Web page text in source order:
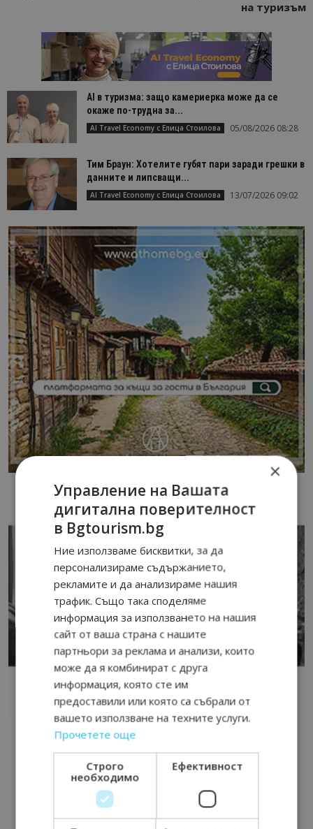
на туризъм
AI в туризма: защо камериерка може да се
окаже по-трудна за...
AI Travel Economy с Елица Стоилова 05/08/2026 08:28
Тим Браун: Хотелите губят пари заради грешки в
данните и липсващи...
AI Travel Economy с Елица Стоилова 13/07/2026 09:02
×
Управление на Вашата
дигитална поверителност
в Bgtourism.bg
Ние използваме бисквитки, за да
персонализираме съдържанието,
рекламите и да анализираме нашия
трафик. Също така споделяме
информация за използването на нашия
сайт от ваша страна с нашите
партньори за реклама и анализи, които
може да я комбинират с друга
информация, която сте им
предоставили или която са събрали от
вашето използване на техните услуги.
Прочетете още
Строго
необходимо
Ефективност